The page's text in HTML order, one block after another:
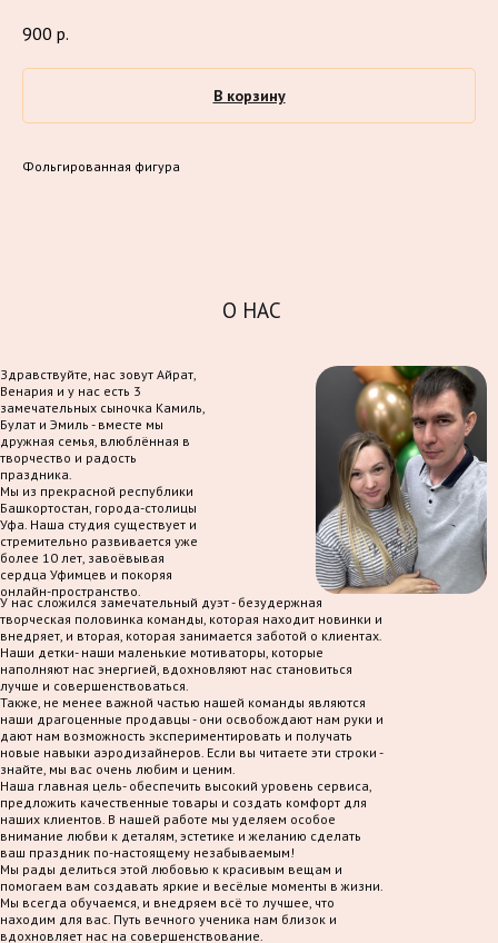
900 р.
В корзину
Фольгированная фигура
О НАС
Здравствуйте, нас зовут Айрат,
Венария и у нас есть 3
замечательных сыночка Камиль,
Булат и Эмиль - вместе мы
дружная семья, влюблённая в
творчество и радость
праздника.
Мы из прекрасной республики
Башкортостан, города-столицы
Уфа. Наша студия существует и
стремительно развивается уже
более 10 лет, завоёвывая
сердца Уфимцев и покоряя
онлайн-пространство.
У нас сложился замечательный дуэт - безудержная
творческая половинка команды, которая находит новинки и
внедряет, и вторая, которая занимается заботой о клиентах.
Наши детки- наши маленькие мотиваторы, которые
наполняют нас энергией, вдохновляют нас становиться
лучше и совершенствоваться.
Также, не менее важной частью нашей команды являются
наши драгоценные продавцы - они освобождают нам руки и
дают нам возможность экспериментировать и получать
новые навыки аэродизайнеров. Если вы читаете эти строки -
знайте, мы вас очень любим и ценим.
Наша главная цель- обеспечить высокий уровень сервиса,
предложить качественные товары и создать комфорт для
наших клиентов. В нашей работе мы уделяем особое
внимание любви к деталям, эстетике и желанию сделать
ваш праздник по-настоящему незабываемым!
Мы рады делиться этой любовью к красивым вещам и
помогаем вам создавать яркие и весёлые моменты в жизни.
Мы всегда обучаемся, и внедряем всё то лучшее, что
находим для вас. Путь вечного ученика нам близок и
вдохновляет нас на совершенствование.